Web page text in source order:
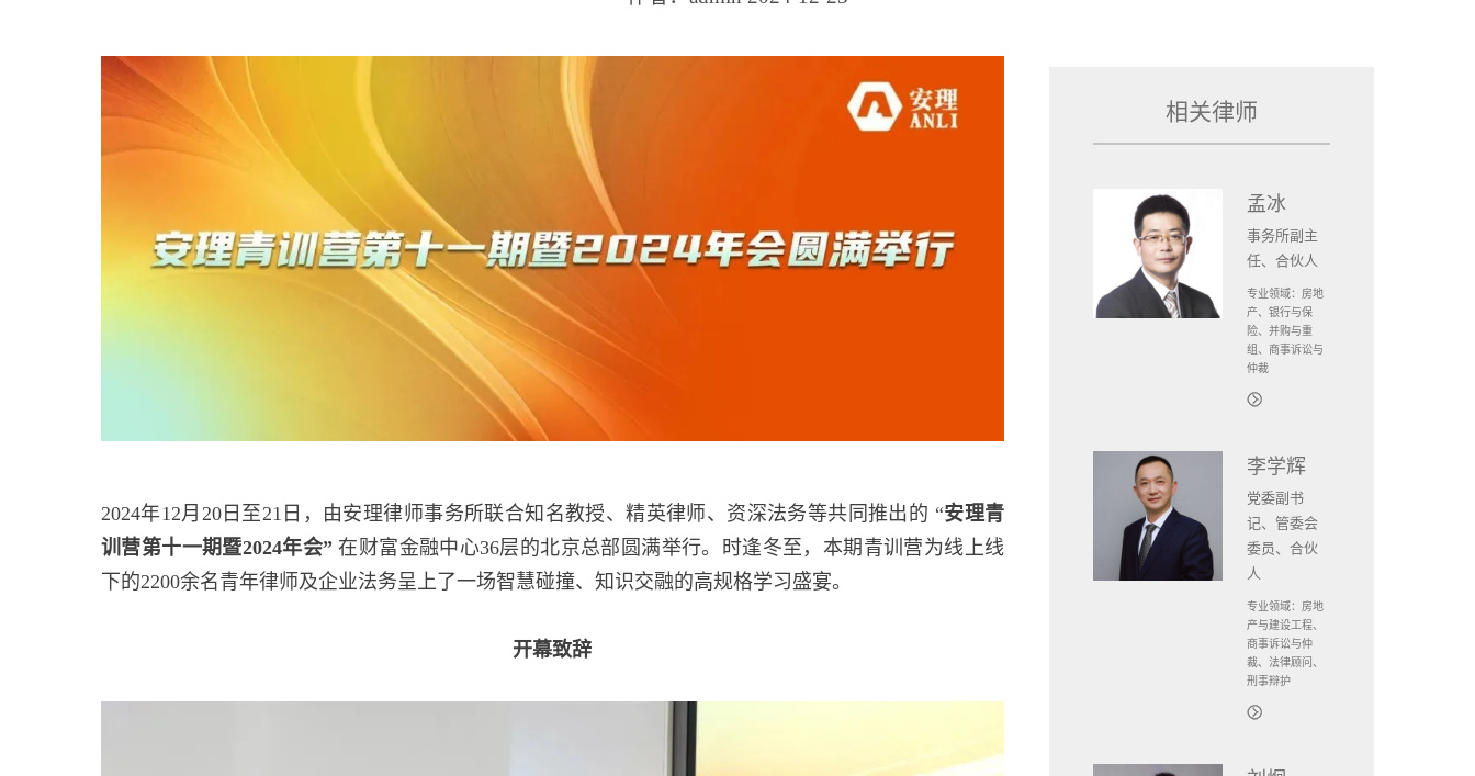
2024年12月20日至21日，由安理律师事务所联合知名教授、精英律师、资深法务等共同推出的 “安理青
训营第十一期暨2024年会” 在财富金融中心36层的北京总部圆满举行。时逢冬至，本期青训营为线上线
下的2200余名青年律师及企业法务呈上了一场智慧碰撞、知识交融的高规格学习盛宴。
开幕致辞
相关律师
孟冰
事务所副主
任、合伙人
专业领域：房地
产、银行与保
险、并购与重
组、商事诉讼与
仲裁
李学辉
党委副书
记、管委会
委员、合伙
人
专业领域：房地
产与建设工程、
商事诉讼与仲
裁、法律顾问、
刑事辩护